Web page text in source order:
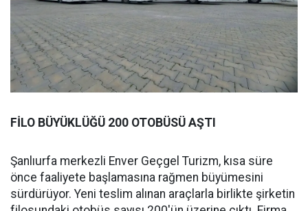
FİLO BÜYÜKLÜĞÜ 200 OTOBÜSÜ AŞTI
Şanlıurfa merkezli Enver Geçgel Turizm, kısa süre
önce faaliyete başlamasına rağmen büyümesini
sürdürüyor. Yeni teslim alınan araçlarla birlikte şirketin